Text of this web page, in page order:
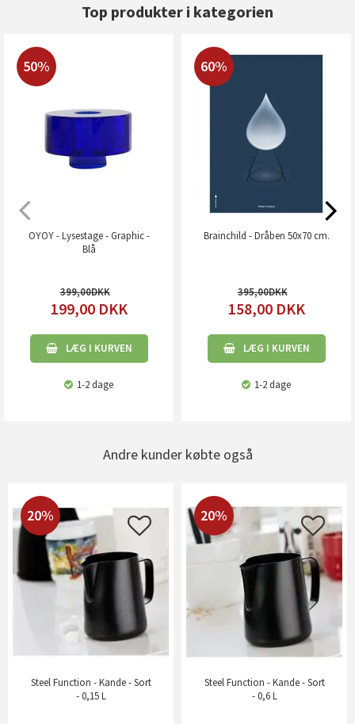
Top produkter i kategorien
50%
OYOY - Lysestage - Graphic -
Blå
399,00
199,00 DKK
LÆG I KURVEN
1-2 dage
60%
Brainchild - Dråben 50x70 cm.
395,00
158,00 DKK
LÆG I KURVEN
1-2 dage
Andre kunder købte også
20%
Steel Function - Kande - Sort
- 0,15 L
20%
Steel Function - Kande - Sort
- 0,6 L